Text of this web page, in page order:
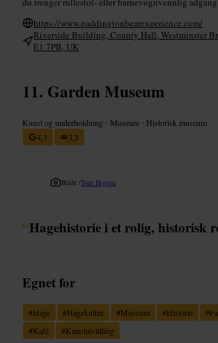
https://www.paddingtonbearexperience.com/
Riverside Building, County Hall, Westminster
E1 7PB, UK
Garden Museum
Kunst og underholdning • Museum • Historisk museum
4,3
3,5
Bilde /Tom Higson
“Hagehistorie i et rolig, historisk
Egnet for
#Hage #Hagekultur #Museum #Historie #
#Kafé #Kunstutstilling